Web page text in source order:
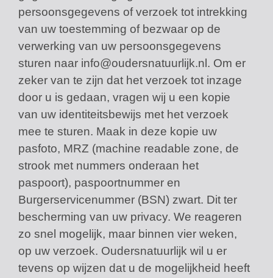
persoonsgegevens of verzoek tot intrekking
van uw toestemming of bezwaar op de
verwerking van uw persoonsgegevens
sturen naar info@oudersnatuurlijk.nl. Om er
zeker van te zijn dat het verzoek tot inzage
door u is gedaan, vragen wij u een kopie
van uw identiteitsbewijs met het verzoek
mee te sturen. Maak in deze kopie uw
pasfoto, MRZ (machine readable zone, de
strook met nummers onderaan het
paspoort), paspoortnummer en
Burgerservicenummer (BSN) zwart. Dit ter
bescherming van uw privacy. We reageren
zo snel mogelijk, maar binnen vier weken,
op uw verzoek. Oudersnatuurlijk wil u er
tevens op wijzen dat u de mogelijkheid heeft